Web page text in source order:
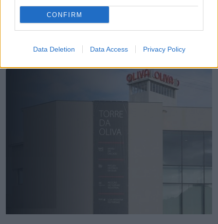
CONFIRM
Data Deletion Data Access Privacy Policy
Esposa do presidente do PS de Oliveira de
Azeméis investigada pela IGAS por conflito de
interesses